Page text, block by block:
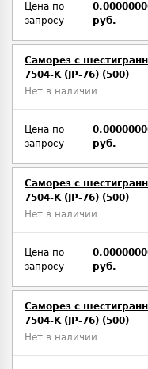
Цена по
запросу
руб.
Саморез с
7504-K (JP-76) (500)
Нет в наличии
Цена по
запросу
руб.
Саморез с
7504-K (JP-76) (500)
Нет в наличии
Цена по
запросу
руб.
Саморез с
7504-K (JP-76) (500)
Нет в наличии